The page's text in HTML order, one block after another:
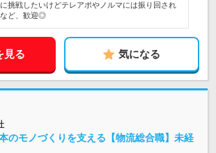
挑戦したいけどテレアポやノルマには振り回され
ど、歓迎◎
見る 気になる
のモノづくりを支える【物流総合職】未経